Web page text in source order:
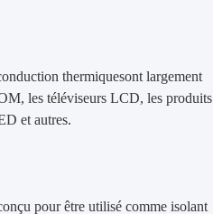
thermiquesont largement
les téléviseurs LCD, les produits
et autres.
pour être utilisé comme isolant